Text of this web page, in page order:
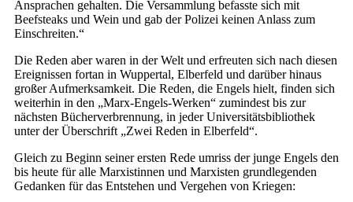
Ansprachen gehalten. Die Versammlung befasste sich mit
Beefsteaks und Wein und gab der Polizei keinen Anlass zum
Einschreiten.“
Die Reden aber waren in der Welt und erfreuten sich nach diesen
Ereignissen fortan in Wuppertal, Elberfeld und darüber hinaus
großer Aufmerksamkeit. Die Reden, die Engels hielt, finden sich
weiterhin in den „Marx-Engels-Werken“ zumindest bis zur
nächsten Bücherverbrennung, in jeder Universitätsbibliothek
unter der Überschrift „Zwei Reden in Elberfeld“.
Gleich zu Beginn seiner ersten Rede umriss der junge Engels den
bis heute für alle Marxistinnen und Marxisten grundlegenden
Gedanken für das Entstehen und Vergehen von Kriegen: